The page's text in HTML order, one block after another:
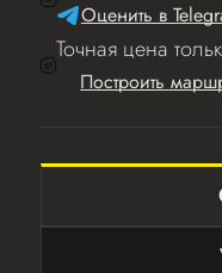
Оценить в
Точная цена
Построить